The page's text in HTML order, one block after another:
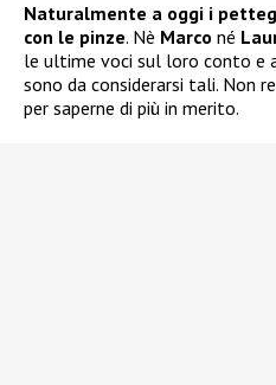
Naturalmente a oggi i
con le pinze. Nè Marco né
le ultime voci sul loro conto e
sono da considerarsi tali. Non
per saperne di più in merito.